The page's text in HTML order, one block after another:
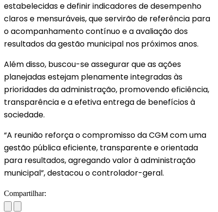
estabelecidas e definir indicadores de desempenho
claros e mensuráveis, que servirão de referência para
o acompanhamento contínuo e a avaliação dos
resultados da gestão municipal nos próximos anos.
Além disso, buscou-se assegurar que as ações
planejadas estejam plenamente integradas às
prioridades da administração, promovendo eficiência,
transparência e a efetiva entrega de benefícios à
sociedade.
“A reunião reforça o compromisso da CGM com uma
gestão pública eficiente, transparente e orientada
para resultados, agregando valor à administração
municipal”, destacou o controlador-geral.
Compartilhar: